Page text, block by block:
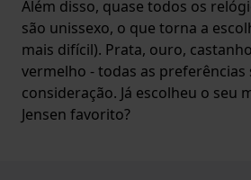
Além disso, quase todos os
são unissexo, o que torna a
mais difícil). Prata, ouro,
vermelho - todas as preferências
consideração. Já escolheu o seu
Jensen favorito?